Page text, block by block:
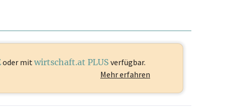
oder mit wirtschaft.at PLUS verfügbar.
Mehr erfahren